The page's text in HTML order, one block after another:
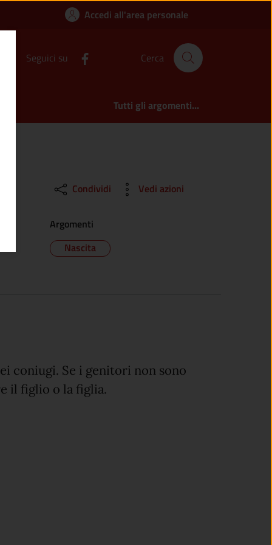
i genitori? |
Accedi all'area personale
Seguici su Cerca
Tutti gli argomenti...
Condividi Vedi azioni
Argomenti
Nascita
coniugi. Se i genitori non sono
il figlio o la figlia.